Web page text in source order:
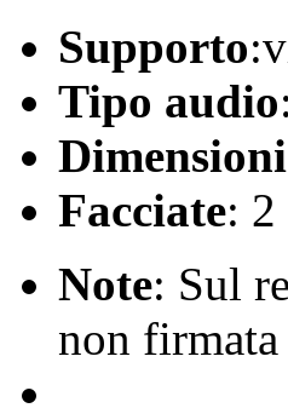
Supporto
Tipo audio
Dimensioni
Facciate: 2
Note: Sul
non